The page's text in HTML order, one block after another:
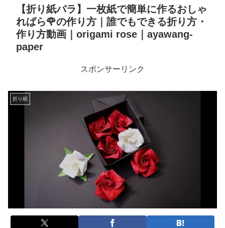
【折り紙バラ】一枚紙で簡単に作るおしゃ
ればら🌹の作り方｜誰でもできる折り方・
作り方動画｜origami rose｜ayawang-
paper
スポンサーリンク
折り紙